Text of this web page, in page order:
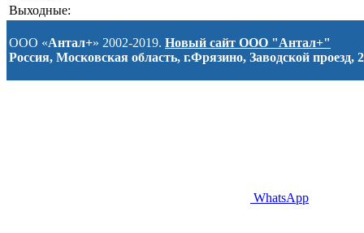
Выходные:
ООО «Антал+» 2002-2019. Новый сайт ООО "Антал+"
Россия, Московская область, г.Фрязино, Заводской проезд, 2
WhatsApp